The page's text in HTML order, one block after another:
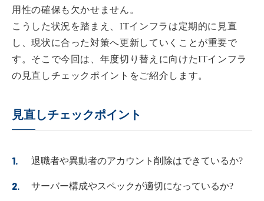
用性の確保も欠かせません。
こうした状況を踏まえ、ITインフラは定期的に見直
し、現状に合った対策へ更新していくことが重要で
す。そこで今回は、年度切り替えに向けたITインフラ
の見直しチェックポイントをご紹介します。
見直しチェックポイント
退職者や異動者のアカウント削除はできているか?
サーバー構成やスペックが適切になっているか?